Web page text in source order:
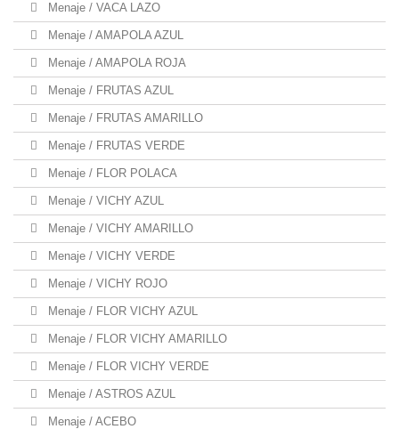
Menaje / VACA LAZO
Menaje / AMAPOLA AZUL
Menaje / AMAPOLA ROJA
Menaje / FRUTAS AZUL
Menaje / FRUTAS AMARILLO
Menaje / FRUTAS VERDE
Menaje / FLOR POLACA
Menaje / VICHY AZUL
Menaje / VICHY AMARILLO
Menaje / VICHY VERDE
Menaje / VICHY ROJO
Menaje / FLOR VICHY AZUL
Menaje / FLOR VICHY AMARILLO
Menaje / FLOR VICHY VERDE
Menaje / ASTROS AZUL
Menaje / ACEBO